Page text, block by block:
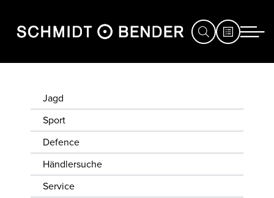
JAGD
SPORT
DEFENCE
HÄNDLERSUCHE
Jagd
Sport
Defence
Händlersuche
Service